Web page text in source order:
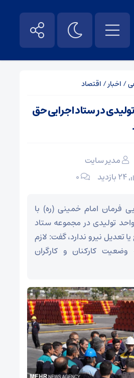
/ اخبار/ اقتصاد
در ستاد اجرایی حق
مدیر سایت
۰
فرمان امام خمینی (ره) با
تولیدی در مجموعه ستاد
تعدیل نیرو ندارد، گفت: لازم
کارکنان و کارگران